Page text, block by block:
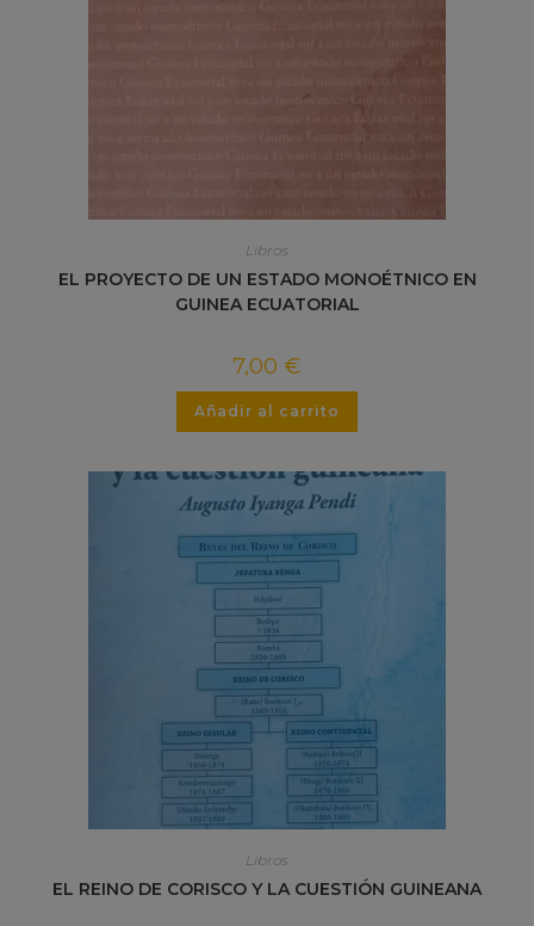
Libros
EL PROYECTO DE UN ESTADO MONOÉTNICO EN
GUINEA ECUATORIAL
7,00 €
Añadir al carrito
Libros
EL REINO DE CORISCO Y LA CUESTIÓN GUINEANA